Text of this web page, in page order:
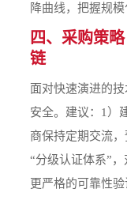
降曲线，把握规模
四、采购策
链
面对快速演进的
安全。建议：1）
商保持定期交流
“分级认证体系”
更严格的可靠性